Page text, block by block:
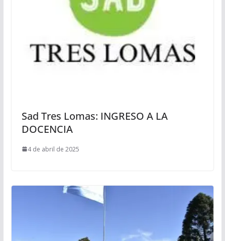
Sad Tres Lomas: INGRESO A LA
DOCENCIA
4 de abril de 2025